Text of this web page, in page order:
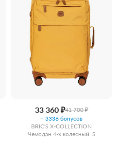
33 360 ₽41 700 ₽
+ 3336 бонусов
BRIC'S X-COLLECTION
Чемодан 4-х колесный, S